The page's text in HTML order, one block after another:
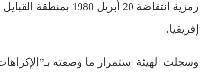
رمزية انتفاضة 20
إفريقيا.
وسجلت الهيئة استمرار ما وصفته